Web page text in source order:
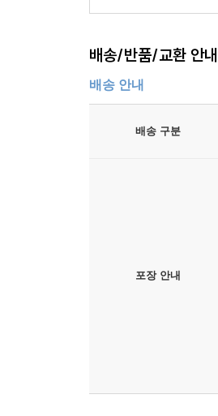
배송/반품/교환 안내
배송 안내
배송 구분
포장 안내